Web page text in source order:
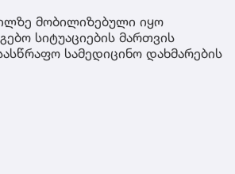
მობილიზებული იყო
სიტუაციების მართვის
სამედიცინო დახმარების